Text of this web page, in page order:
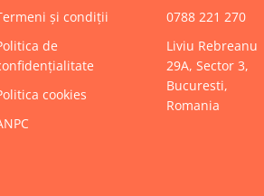
și condiții
de
cookies
0788 221 270
Liviu Rebreanu
29A, Sector 3,
Bucuresti,
Romania